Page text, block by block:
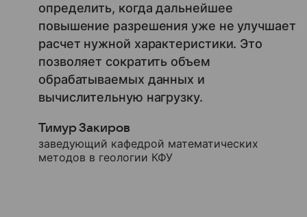
определить, когда дальнейшее
повышение разрешения уже не улучшает
расчет нужной характеристики. Это
позволяет сократить объем
обрабатываемых данных и
вычислительную нагрузку.
Тимур Закиров
заведующий кафедрой математических
методов в геологии КФУ